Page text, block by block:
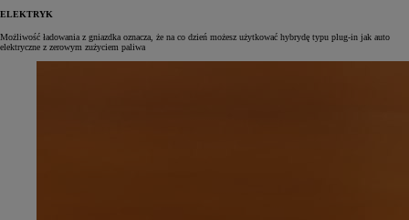
ELEKTRYK
Możliwość ładowania z gniazdka oznacza, że na co dzień możesz użytkować hybrydę typu plug‑in jak auto
elektryczne z zerowym zużyciem paliwa